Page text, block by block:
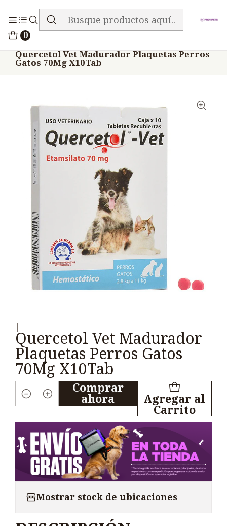
0
ENVIO GRATIS EN TODA LA TIENDA
Quercetol Vet Madurador Plaquetas Perros
Gatos 70Mg X10Tab
Quercetol Vet Madurador
Plaquetas Perros Gatos
70Mg X10Tab
Cantidad
Agregar al
Carrito
Comprar
ahora
Mostrar stock de ubicaciones